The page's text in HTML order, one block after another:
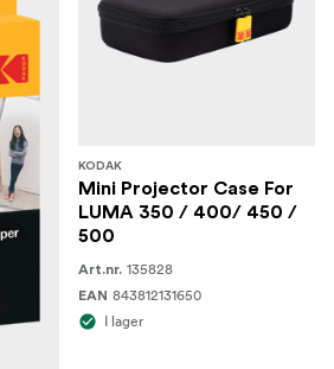
KODAK
Mini Projector Case For
LUMA 350 / 400/ 450 /
500
Art.nr. 135828
EAN 843812131650
I lager